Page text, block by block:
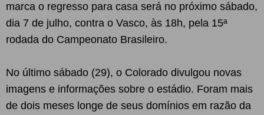
marca o regresso para casa será no próximo sábado,
dia 7 de julho, contra o Vasco, às 18h, pela 15ª
rodada do Campeonato Brasileiro.
No último sábado (29), o Colorado divulgou novas
imagens e informações sobre o estádio. Foram mais
de dois meses longe de seus domínios em razão da